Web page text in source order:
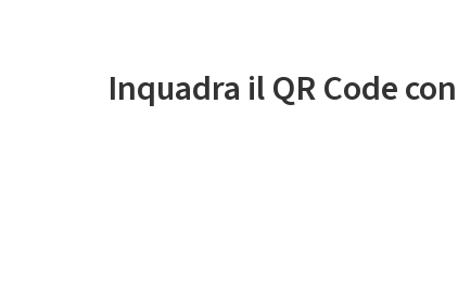
Inquadra il QR Code